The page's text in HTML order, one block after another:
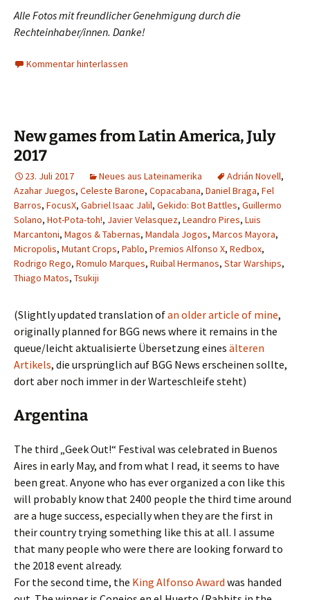
Alle Fotos mit freundlicher Genehmigung durch die
Rechteinhaber/innen. Danke!
Kommentar hinterlassen
New games from Latin America, July
2017
23. Juli 2017 Neues aus Lateinamerika Adrián Novell,
Azahar Juegos, Celeste Barone, Copacabana, Daniel Braga, Fel
Barros, FocusX, Gabriel Isaac Jalil, Gekido: Bot Battles, Guillermo
Solano, Hot-Pota-toh!, Javier Velasquez, Leandro Pires, Luis
Marcantoni, Magos & Tabernas, Mandala Jogos, Marcos Mayora,
Micropolis, Mutant Crops, Pablo, Premios Alfonso X, Redbox,
Rodrigo Rego, Romulo Marques, Ruibal Hermanos, Star Warships,
Thiago Matos, Tsukiji
(Slightly updated translation ofan older article of mine,
originally planned for BGG news where it remains in the
queue/leicht aktualisierte Übersetzung eines älteren
Artikels, die ursprünglich auf BGG News erscheinen sollte,
dort aber noch immer in der Warteschleife steht)
Argentina
The third „Geek Out!“ Festival was celebrated in Buenos
Aires in early May, and from what I read, it seems to have
been great. Anyone who has ever organized a con like this
will probably know that 2400 people the third time around
are a huge success, especially when they are the first in
their country trying something like this at all. I assume
that many people who were there are looking forward to
the 2018 event already.
For the second time, the King Alfonso Award was handed